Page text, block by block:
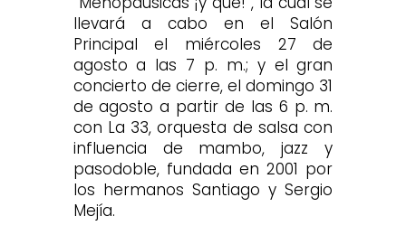
llevará a cabo en el Salón
Principal el miércoles 27 de
agosto a las 7 p. m.; y el gran
concierto de cierre, el domingo 31
de agosto a partir de las 6 p. m.
con La 33, orquesta de salsa con
influencia de mambo, jazz y
pasodoble, fundada en 2001 por
los hermanos Santiago y Sergio
Mejía.